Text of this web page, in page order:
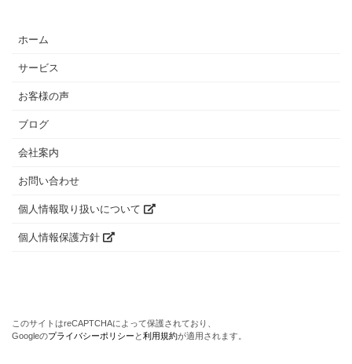
ホーム
サービス
お客様の声
ブログ
会社案内
お問い合わせ
個人情報取り扱いについて
個人情報保護方針
このサイトはreCAPTCHAによって保護されており、
Googleのプライバシーポリシー と利用規約が適用されます。